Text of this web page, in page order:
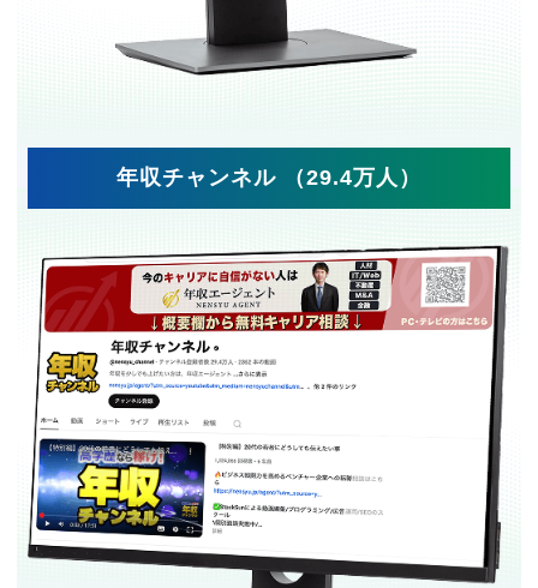
年収チャンネル （29.4万人）